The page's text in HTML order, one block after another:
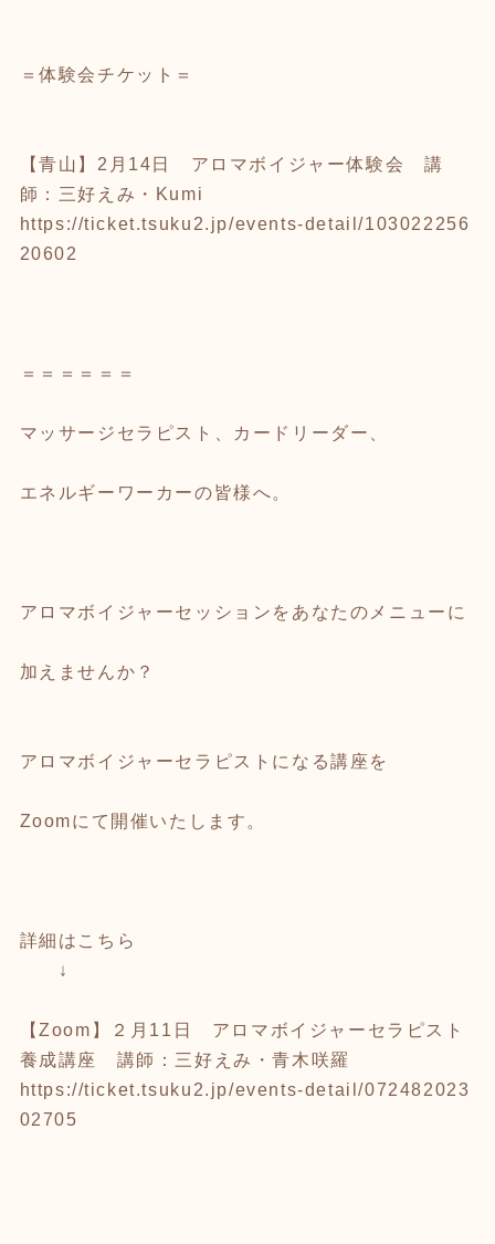
＝体験会チケット＝
【青山】2月14日 アロマボイジャー体験会 講
師：三好えみ・Kumi
https://ticket.tsuku2.jp/events-detail/103022256
20602
＝＝＝＝＝＝
マッサージセラピスト、カードリーダー、
エネルギーワーカーの皆様へ。
アロマボイジャーセッションをあなたのメニューに
加えませんか？
アロマボイジャーセラピストになる講座を
Zoomにて開催いたします。
詳細はこちら
↓
【Zoom】２月11日 アロマボイジャーセラピスト
養成講座 講師：三好えみ・青木咲羅
https://ticket.tsuku2.jp/events-detail/072482023
02705